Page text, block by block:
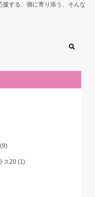
する、側に寄り添う、そんな
(9)
ス20(1)